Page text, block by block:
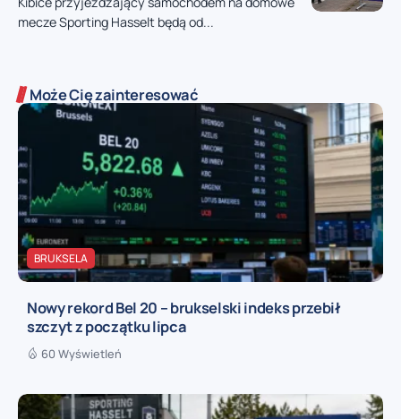
mecze Sporting Hasselt będą od...
Może Cię zainteresować
BRUKSELA
Nowy rekord Bel 20 – brukselski indeks przebił
szczyt z początku lipca
60 Wyświetleń